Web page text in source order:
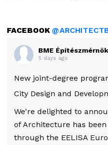
FACEBOOK
BME
5 days ago
New joint-degree
City Design and
We're delighted to
of Architecture has
through the EELISA